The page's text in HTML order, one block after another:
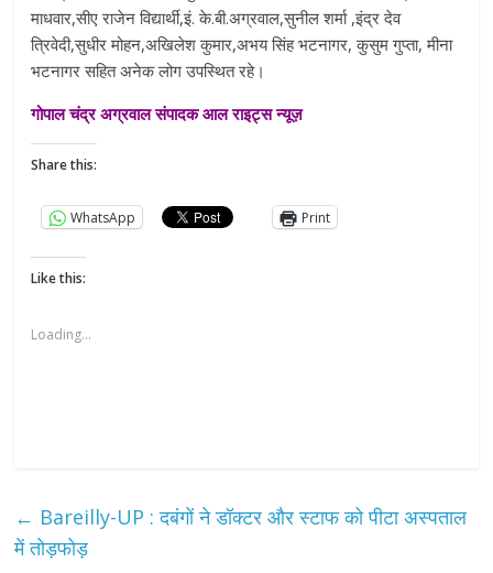
माधवार,सीए राजेन विद्यार्थी,इं. के.बी.अग्रवाल,सुनील शर्मा ,इंद्र देव
त्रिवेदी,सुधीर मोहन,अखिलेश कुमार,अभय सिंह भटनागर, कुसुम गुप्ता, मीना
भटनागर सहित अनेक लोग उपस्थित रहे।
गोपाल चंद्र अग्रवाल संपादक आल राइट्स न्यूज़
Share this:
WhatsApp Print
Like this:
Loading...
← Bareilly-UP : दबंगों ने डॉक्टर और स्टाफ को पीटा अस्पताल
में तोड़फोड़